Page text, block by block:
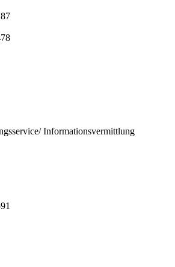
Infor­mations­vermittlung